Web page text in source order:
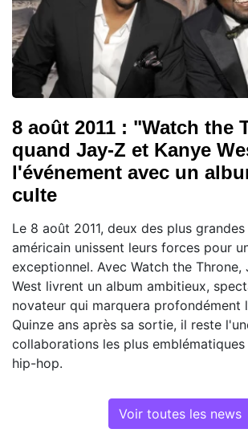
8 août 2011 : "Watch the
quand Jay-Z et Kanye
l'événement avec un
culte
Le 8 août 2011, deux des plus
américain unissent leurs forces pour
exceptionnel. Avec Watch the Throne,
West livrent un album ambitieux,
novateur qui marquera profondément
Quinze ans après sa sortie, il reste
collaborations les plus
hip-hop.
Voir toutes les news